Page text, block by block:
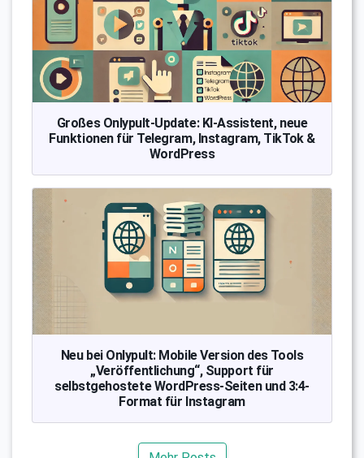
Großes Onlypult-Update: KI-Assistent, neue
Funktionen für Telegram, Instagram, TikTok &
WordPress
Neu bei Onlypult: Mobile Version des Tools
„Veröffentlichung“, Support für
selbstgehostete WordPress-Seiten und 3:4-
Format für Instagram